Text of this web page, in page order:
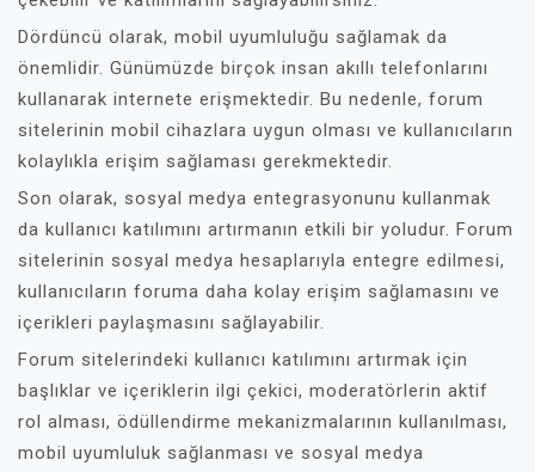
Dördüncü olarak, mobil uyumluluğu sağlamak da
önemlidir. Günümüzde birçok insan akıllı telefonlarını
kullanarak internete erişmektedir. Bu nedenle, forum
sitelerinin mobil cihazlara uygun olması ve kullanıcıların
kolaylıkla erişim sağlaması gerekmektedir.
Son olarak, sosyal medya entegrasyonunu kullanmak
da kullanıcı katılımını artırmanın etkili bir yoludur. Forum
sitelerinin sosyal medya hesaplarıyla entegre edilmesi,
kullanıcıların foruma daha kolay erişim sağlamasını ve
içerikleri paylaşmasını sağlayabilir.
Forum sitelerindeki kullanıcı katılımını artırmak için
başlıklar ve içeriklerin ilgi çekici, moderatörlerin aktif
rol alması, ödüllendirme mekanizmalarının kullanılması,
mobil uyumluluk sağlanması ve sosyal medya